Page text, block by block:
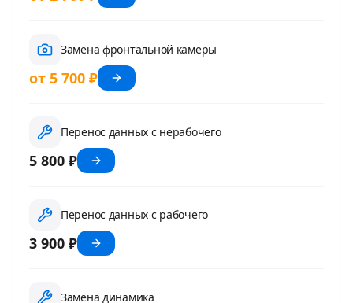
Замена фронтальной камеры
от 5 700 ₽
Перенос данных с нерабочего
5 800 ₽
Перенос данных с рабочего
3 900 ₽
Замена динамика